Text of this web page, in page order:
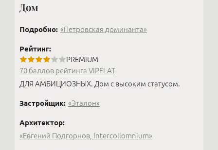
Дом
Подробно: «Петровская доминанта»
Рейтинг:
PREMIUM
70 баллов рейтинга VIPFLAT
ДЛЯ АМБИЦИОЗНЫХ. Дом с высоким статусом.
Застройщик: «Эталон»
Архитектор:
«Евгений Подгорнов, Intercollomnium»